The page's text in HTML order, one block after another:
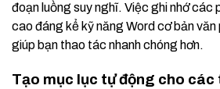
đoạn luồng suy nghĩ. Việc ghi nhớ các
cao đáng kể kỹ năng Word cơ bản
giúp bạn thao tác nhanh chóng hơn.
Tạo mục lục tự động cho các